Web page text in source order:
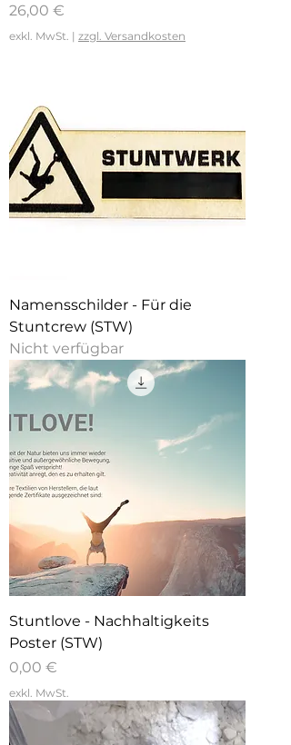
Preis
26,00 €
exkl. MwSt. | zzgl. Versandkosten
Namensschilder - Für die
Stuntcrew (STW)
Nicht verfügbar
Stuntlove - Nachhaltigkeits
Poster (STW)
Preis
0,00 €
exkl. MwSt.